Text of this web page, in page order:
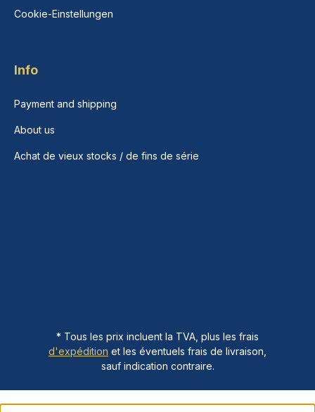
Cookie-Einstellungen
Info
Payment and shipping
About us
Achat de vieux stocks / de fins de série
* Tous les prix incluent la TVA, plus les frais
d'expédition et les éventuels frais de livraison,
sauf indication contraire.